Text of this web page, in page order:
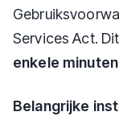
Services Act.
enkele
Belangrijke